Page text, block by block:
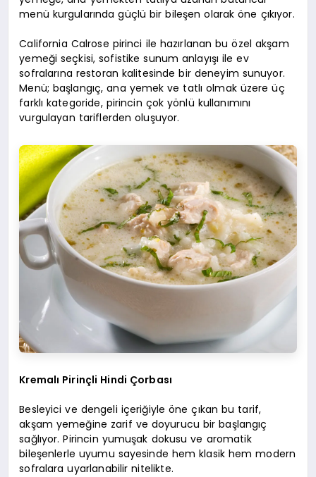
menü kurgularında güçlü bir bileşen olarak öne çıkıyor.
California Calrose pirinci ile hazırlanan bu özel akşam
yemeği seçkisi, sofistike sunum anlayışı ile ev
sofralarına restoran kalitesinde bir deneyim sunuyor.
Menü; başlangıç, ana yemek ve tatlı olmak üzere üç
farklı kategoride, pirincin çok yönlü kullanımını
vurgulayan tariflerden oluşuyor.
Kremalı Pirinçli Hindi Çorbası
Besleyici ve dengeli içeriğiyle öne çıkan bu tarif,
akşam yemeğine zarif ve doyurucu bir başlangıç
sağlıyor. Pirincin yumuşak dokusu ve aromatik
bileşenlerle uyumu sayesinde hem klasik hem modern
sofralara uyarlanabilir nitelikte.